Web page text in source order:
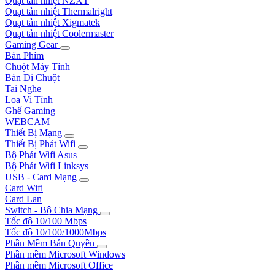
Quạt tản nhiệt Thermalright
Quạt tản nhiệt Xigmatek
Quạt tản nhiệt Coolermaster
Gaming Gear
Bàn Phím
Chuột Máy Tính
Bàn Di Chuột
Tai Nghe
Loa Vi Tính
Ghế Gaming
WEBCAM
Thiết Bị Mạng
Thiết Bị Phát Wifi
Bộ Phát Wifi Asus
Bộ Phát Wifi Linksys
USB - Card Mạng
Card Wifi
Card Lan
Switch - Bộ Chia Mạng
Tốc độ 10/100 Mbps
Tốc độ 10/100/1000Mbps
Phần Mềm Bản Quyền
Phần mềm Microsoft Windows
Phần mềm Microsoft Office